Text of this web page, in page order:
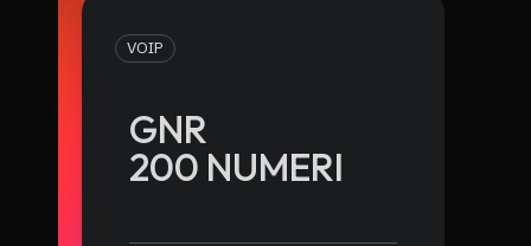
VOIP
GNR
200 NUMERI